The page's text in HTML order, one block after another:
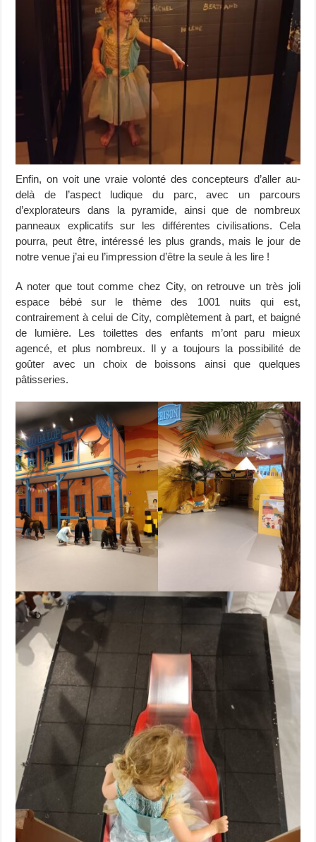
Enfin, on voit une vraie volonté des concepteurs d’aller au-
delà de l’aspect ludique du parc, avec un parcours
d’explorateurs dans la pyramide, ainsi que de nombreux
panneaux explicatifs sur les différentes civilisations. Cela
pourra, peut être, intéressé les plus grands, mais le jour de
notre venue j’ai eu l’impression d’être la seule à les lire !
A noter que tout comme chez City, on retrouve un très joli
espace bébé sur le thème des 1001 nuits qui est,
contrairement à celui de City, complètement à part, et baigné
de lumière. Les toilettes des enfants m’ont paru mieux
agencé, et plus nombreux. Il y a toujours la possibilité de
goûter avec un choix de boissons ainsi que quelques
pâtisseries.